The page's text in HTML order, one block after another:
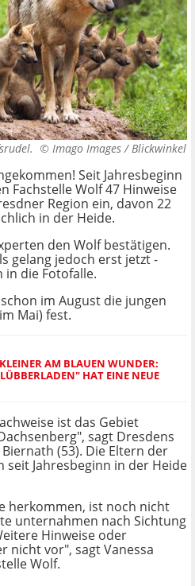
© Imago Images / Blickwinkel
Seit Jahresbeginn
Fachstelle Wolf 47 Hinweise
Region ein, davon 22
in der Heide.
den Wolf bestätigen.
gelang jedoch erst jetzt -
in die Fotofalle.
im August die jungen
Mai) fest.
AM BLAUEN WUNDER:
HAT EINE NEUE
ist das Gebiet
sagt Dresdens
(53). Die Eltern der
seit Jahresbeginn in der Heide
herkommen, ist noch nicht
unternahmen nach Sichtung
Hinweise oder
nicht vor", sagt Vanessa
Wolf.